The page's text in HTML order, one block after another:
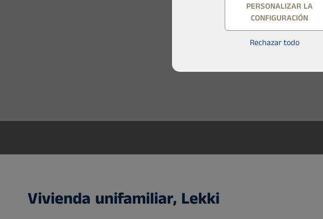
Vivienda unifamiliar, Lekki
PERSONALIZAR LA
CONFIGURACIÓN
Rechazar todo